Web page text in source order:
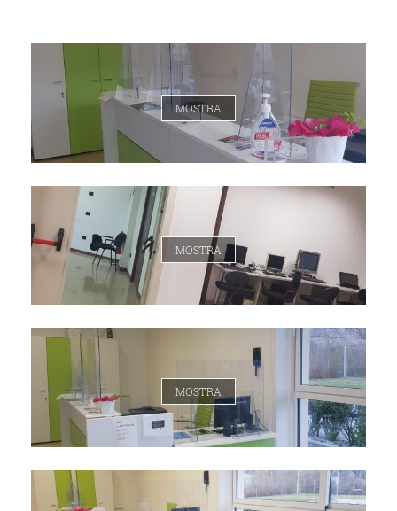
MOSTRA
MOSTRA
MOSTRA